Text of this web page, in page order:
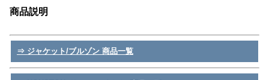
商品説明
⇒ ジャケット/ブルゾン 商品一覧